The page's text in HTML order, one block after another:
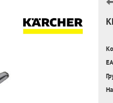
ВОЙТИ
пароль?